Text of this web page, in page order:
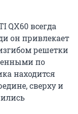
QX60 всегда
он привлекает
решетки
по
находится
сверху и